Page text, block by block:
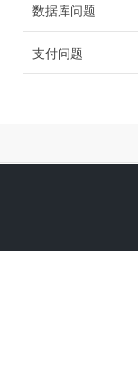
数据库问题
支付问题